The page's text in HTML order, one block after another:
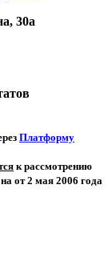
30а
Платформу
к рассмотрению
от 2 мая 2006 года